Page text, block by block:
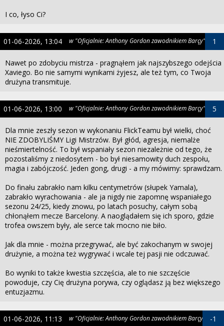
I co, łyso Ci?
Nawet po zdobyciu mistrza - pragnąłem jak najszybszego odejścia
Xaviego. Bo nie samymi wynikami żyjesz, ale też tym, co Twoja
drużyna transmituje.
01-06-2026, 13:04 w "Oficjalnie: Anthony Gordon zawodnikiem Barçy" 1
Dla mnie zeszły sezon w wykonaniu FlickTeamu był wielki, choć
NIE ZDOBYLIŚMY Ligi Mistrzów. Był głód, agresja, niemalże
nieśmiertelność. To był wspaniały sezon niezależnie od tego, że
pozostaliśmy z niedosytem - bo był niesamowity duch zespołu,
magia i zabójczość. Jeden gong, drugi - a my mówimy: sprawdzam.
Do finału zabrakło nam kilku centymetrów (słupek Yamala),
zabrakło wyrachowania - ale ja nigdy nie zapomnę wspaniałego
sezonu 24/25, kiedy znowu, po latach posuchy, całym sobą
chłonąłem mecze Barcelony. A naoglądałem się ich sporo, gdzie
trofea owszem były, ale serce tak mocno nie biło.
Jak dla mnie - można przegrywać, ale być zakochanym w swojej
drużynie, a można też wygrywać i wcale tej pasji nie odczuwać.
Bo wyniki to także kwestia szczęścia, ale to nie szczęście
powoduje, czy Cię drużyna porywa, czy oglądasz ją bez większego
entuzjazmu.
01-06-2026, 13:00 w "Oficjalnie: Anthony Gordon zawodnikiem Barçy" 5
01-06-2026, 11:13 w "Oficjalnie: Anthony Gordon zawodnikiem Barçy" -1